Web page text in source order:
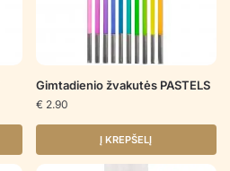
Gimtadienio žvakutės PASTELS
€ 2.90
Į KREPŠELĮ